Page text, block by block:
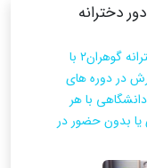
دخترانه
مدرسه آموزش از راه دور دخترانه گوهران۲ با
در دوره های
با هر
بدون حضور در